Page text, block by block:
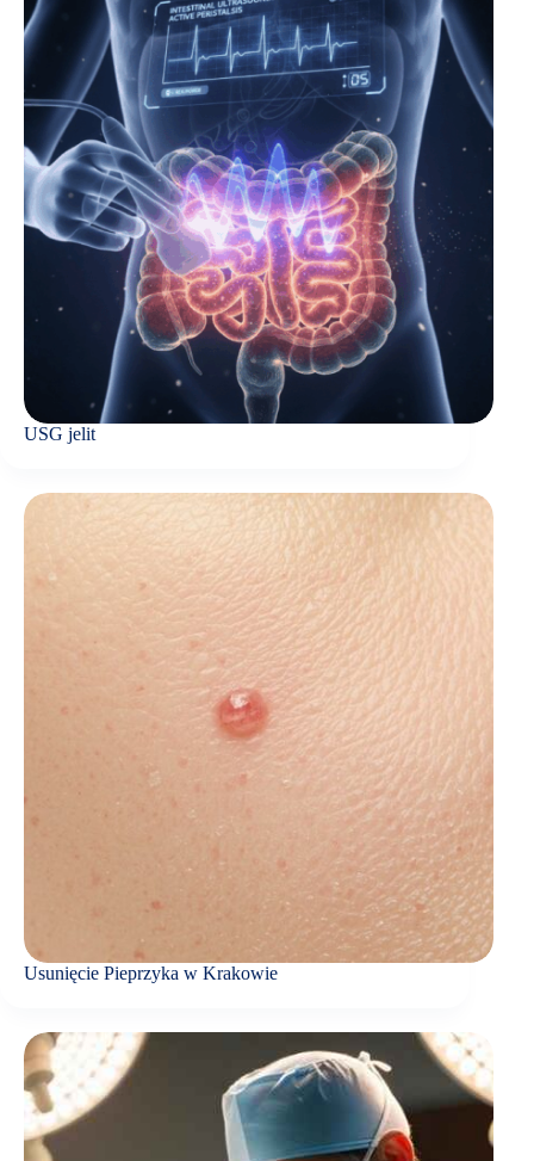
USG jelit
Usunięcie Pieprzyka w Krakowie